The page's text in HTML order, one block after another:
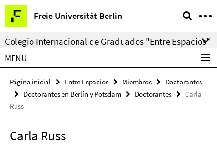
Springe
direkt
zu
Inhalt
Freie Universität Berlin
Herramientas
de
navegación
Colegio Internacional de Graduados "Entre Espacios"
MENU
Página inicial Entre Espacios Miembros
Doctorantes
Doctorantes en Berlín y Potsdam
Doctorantes
Carla
Russ
Carla Russ